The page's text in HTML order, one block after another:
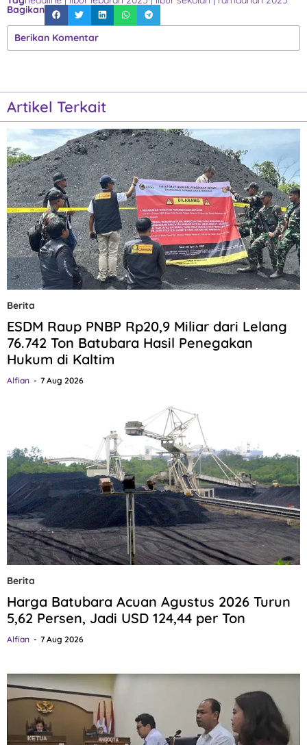
Bagikan
Berikan Komentar
Artikel Terkait
Berita
ESDM Raup PNBP Rp20,9 Miliar dari Lelang
76.742 Ton Batubara Hasil Penegakan
Hukum di Kaltim
Alfian 7 Aug 2026
Berita
Harga Batubara Acuan Agustus 2026 Turun
5,62 Persen, Jadi USD 124,44 per Ton
Alfian 7 Aug 2026